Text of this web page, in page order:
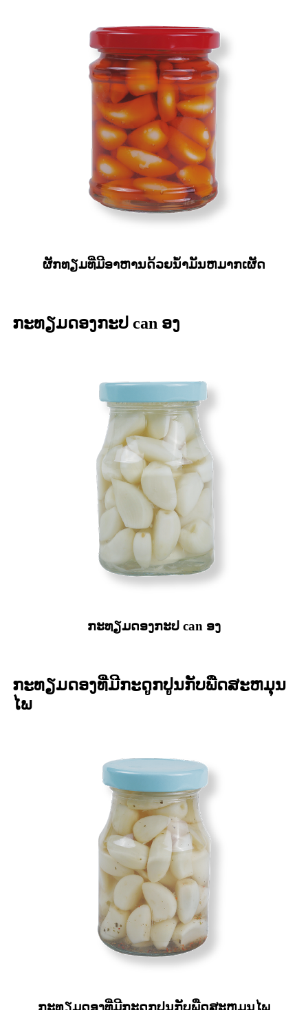
ຜັກທຽມທີ່ມີອາຫານດ້ວຍນ້ໍາມັນຫມາກເຜັດ
ກະທຽມດອງກະປ can ອງ
ກະທຽມດອງກະປ can ອງ
ກະທຽມດອງທີ່ມີກະດູກປູນກັບພືດສະຫມຸນ
ໄພ
ກະທຽມດອງທີ່ມີກະດູກປູນກັບພືດສະຫມຸນໄພ